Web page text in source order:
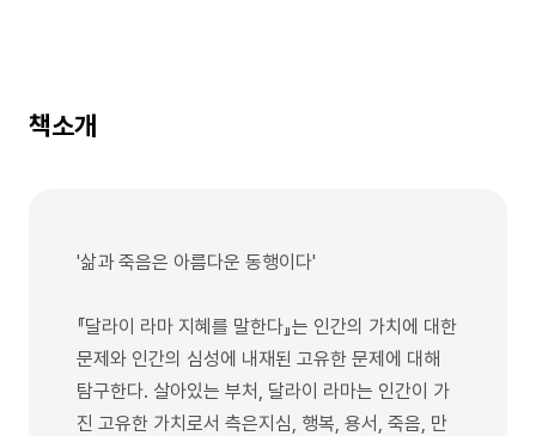
책소개
'삶과 죽음은 아름다운 동행이다'
『달라이 라마 지혜를 말한다』는 인간의 가치에 대한
문제와 인간의 심성에 내재된 고유한 문제에 대해
탐구한다. 살아있는 부처, 달라이 라마는 인간이 가
진 고유한 가치로서 측은지심, 행복, 용서, 죽음, 만